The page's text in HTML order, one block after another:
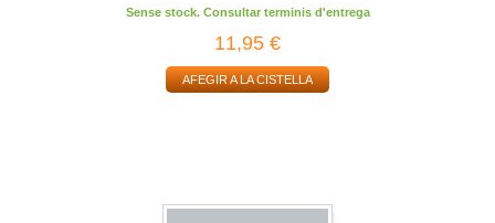
Sense stock. Consultar terminis d'entrega
11,95 €
AFEGIR A LA CISTELLA